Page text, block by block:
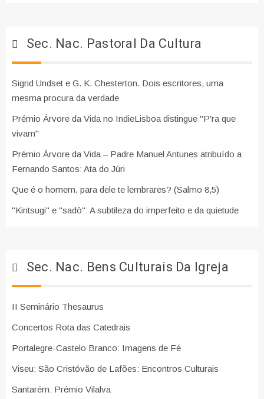
Sec. Nac. Pastoral Da Cultura
Sigrid Undset e G. K. Chesterton. Dois escritores, uma
mesma procura da verdade
Prémio Árvore da Vida no IndieLisboa distingue "P'ra que
vivam"
Prémio Árvore da Vida – Padre Manuel Antunes atribuído a
Fernando Santos: Ata do Júri
Que é o homem, para dele te lembrares? (Salmo 8,5)
"Kintsugi" e "sadō": A subtileza do imperfeito e da quietude
Sec. Nac. Bens Culturais Da Igreja
II Seminário Thesaurus
Concertos Rota das Catedrais
Portalegre-Castelo Branco: Imagens de Fé
Viseu: São Cristóvão de Lafões: Encontros Culturais
Santarém: Prémio Vilalva